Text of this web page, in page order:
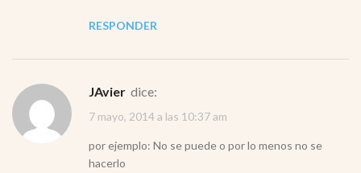
RESPONDER
JAvier dice:
7 mayo, 2014 a las 10:37 am
por ejemplo: No se puede o por lo menos no se
hacerlo